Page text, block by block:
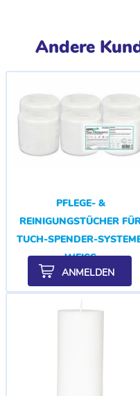
Andere
PFLEGE- &
REINIGUNGSTÜCHER
TUCH-SPENDER-
WEISS
ANMELDEN